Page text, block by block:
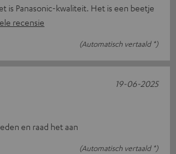
is Panasonic-kwaliteit. Het is een beetje
recensie
(Automatisch vertaald *)
en raad het aan
(Automatisch vertaald *)
19-06-2025